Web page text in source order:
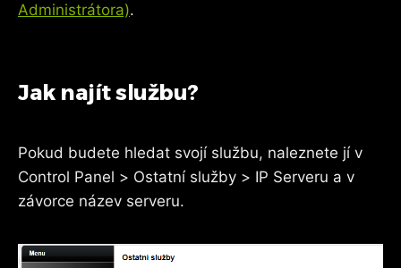
Administrátora).
Jak najít službu?
Pokud budete hledat svojí službu, naleznete jí v
Control Panel > Ostatní služby > IP Serveru a v
závorce název serveru.